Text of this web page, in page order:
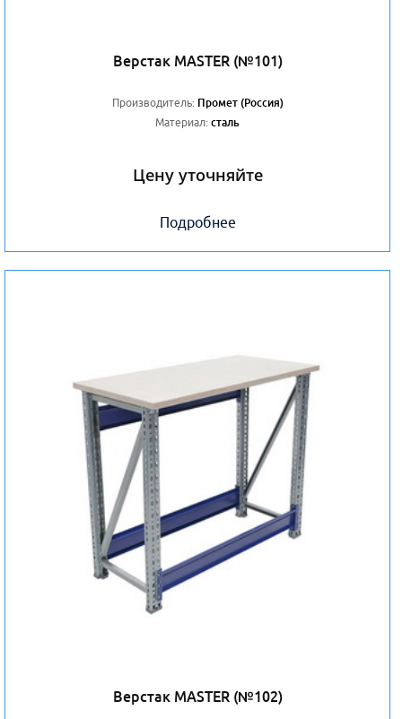
Верстак MASTER (№101)
Производитель: Промет (Россия)
Материал: сталь
Цену уточняйте
Подробнее
Верстак MASTER (№102)